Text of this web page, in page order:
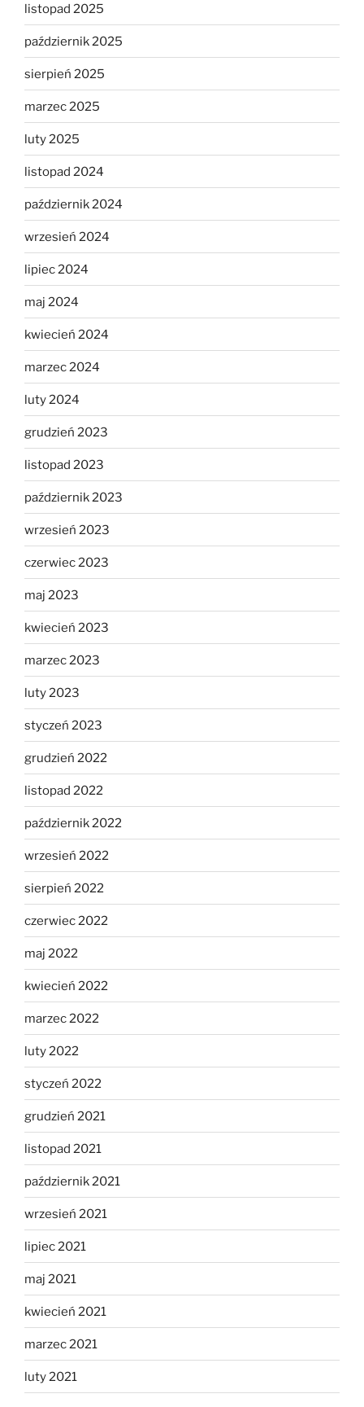
listopad 2025
październik 2025
sierpień 2025
marzec 2025
luty 2025
listopad 2024
październik 2024
wrzesień 2024
lipiec 2024
maj 2024
kwiecień 2024
marzec 2024
luty 2024
grudzień 2023
listopad 2023
październik 2023
wrzesień 2023
czerwiec 2023
maj 2023
kwiecień 2023
marzec 2023
luty 2023
styczeń 2023
grudzień 2022
listopad 2022
październik 2022
wrzesień 2022
sierpień 2022
czerwiec 2022
maj 2022
kwiecień 2022
marzec 2022
luty 2022
styczeń 2022
grudzień 2021
listopad 2021
październik 2021
wrzesień 2021
lipiec 2021
maj 2021
kwiecień 2021
marzec 2021
luty 2021